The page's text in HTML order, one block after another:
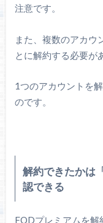
注意です。
また、複数のアカウ
とに解約する必要が
1つのアカウントを
のです。
解約できたかは
認できる
FODプレミアムを解